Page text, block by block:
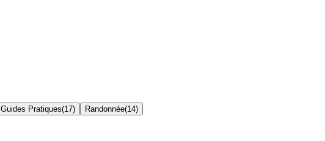
Guides Pratiques(17) Randonnée(14)